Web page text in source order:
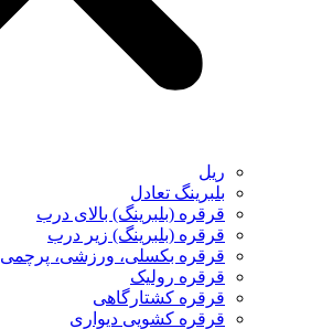
ریل
بلبرینگ تعادل
قرقره (بلبرینگ) بالای درب
قرقره (بلبرینگ) زیر درب
قرقره بکسلی، ورزشی، پرچمی
قرقره رولیک
قرقره کشتارگاهی
قرقره کشویی دیواری